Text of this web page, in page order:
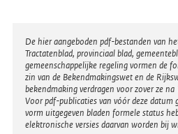
Disclaimer
De hier aangeboden pdf-bestanden van
Tractatenblad, provinciaal blad,
gemeenschappelijke regeling vormen de
zin van de Bekendmakingswet en de
bekendmaking verdragen voor zover ze
Voor pdf-publicaties van vóór deze datum
vorm uitgegeven bladen formele status
elektronische versies daarvan worden bij